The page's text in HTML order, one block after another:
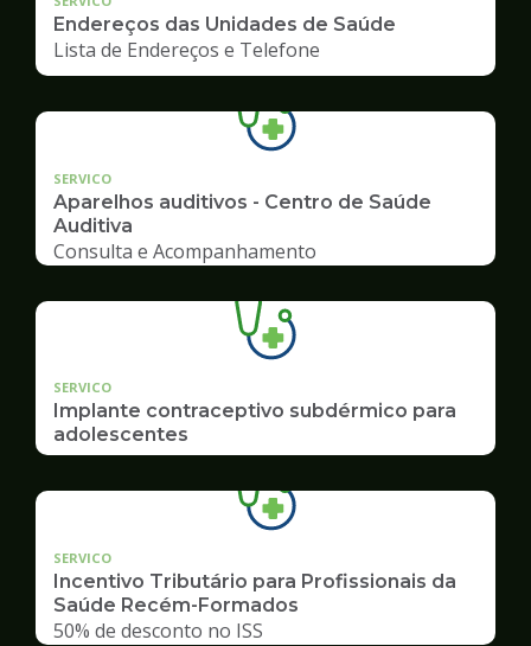
Endereços das Unidades de Saúde
Lista de Endereços e Telefone
SERVICO
Aparelhos auditivos - Centro de Saúde
Auditiva
Consulta e Acompanhamento
SERVICO
Implante contraceptivo subdérmico para
adolescentes
SERVICO
Incentivo Tributário para Profissionais da
Saúde Recém-Formados
50% de desconto no ISS